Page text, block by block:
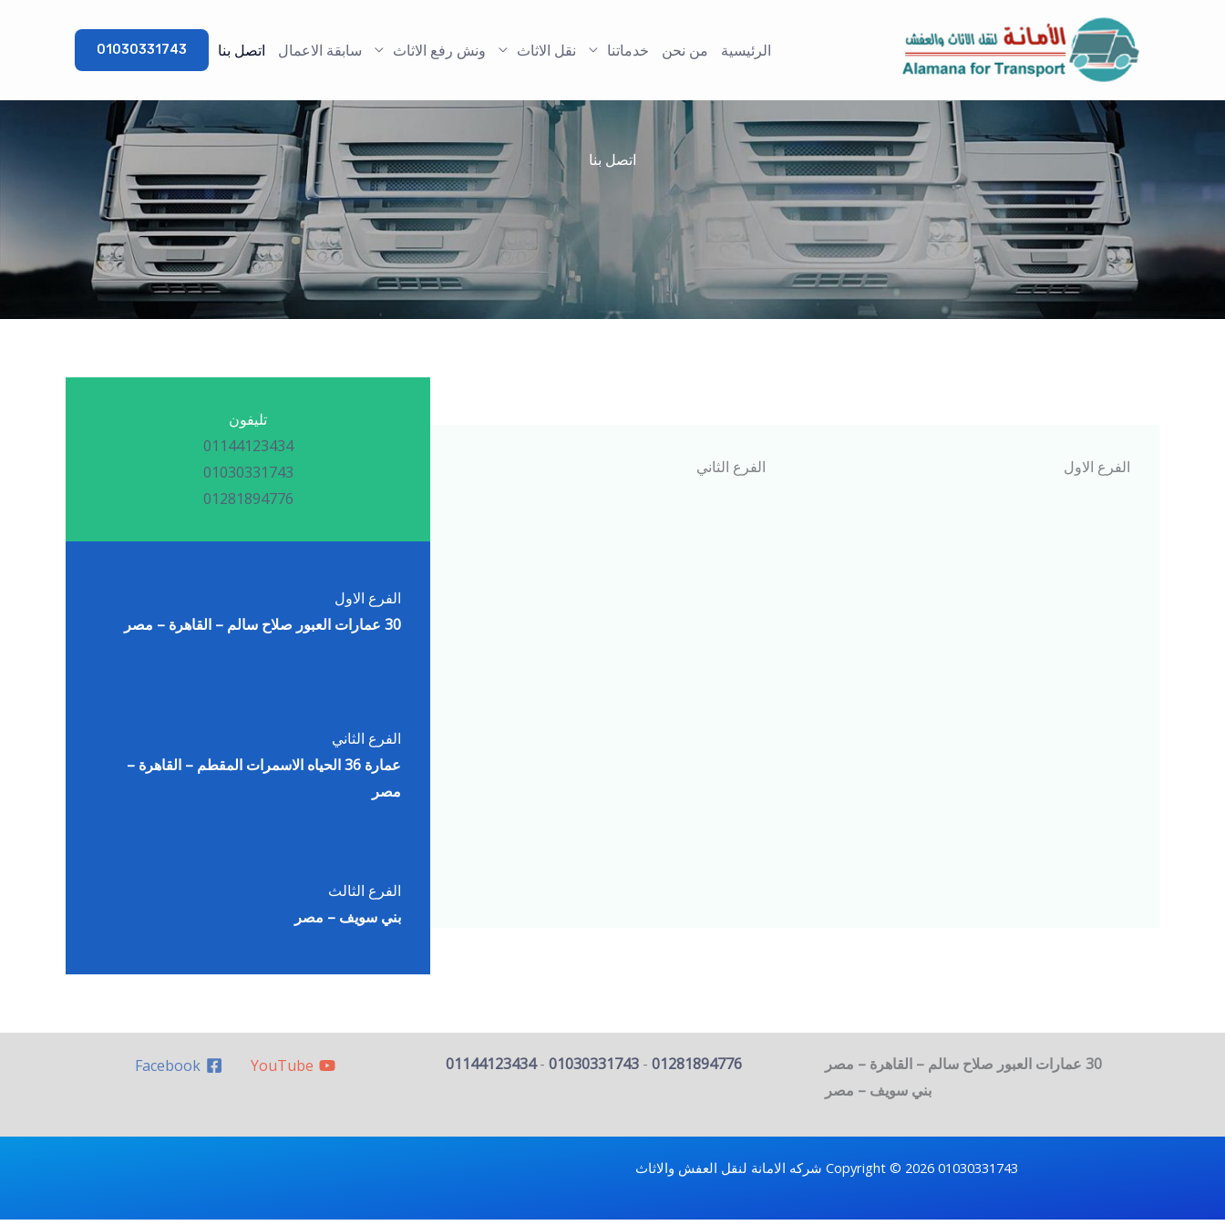
الرئيسية من نحن خدماتنا نقل الاثاث ونش رفع الاثاث سابقة الاعمال اتصل بنا 01030331743
اتصل بنا
الفرع الاول الفرع الثاني
تليفون
01144123434
01030331743
01281894776
الفرع الاول
30 عمارات العبور صلاح سالم – القاهرة – مصر
الفرع الثاني
عمارة 36 الحياه الاسمرات المقطم – القاهرة –
مصر
الفرع الثالث
بني سويف – مصر
30 عمارات العبور صلاح سالم – القاهرة – مصر
بني سويف – مصر
01281894776
-
01030331743
-
01144123434
YouTube
Facebook
Copyright © 2026 01030331743 شركه الامانة لنقل العفش والاثاث